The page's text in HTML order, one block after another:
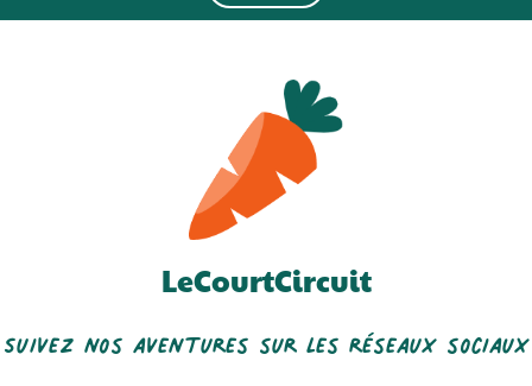
LeCourtCircuit
Suivez nos aventures sur les réseaux sociaux